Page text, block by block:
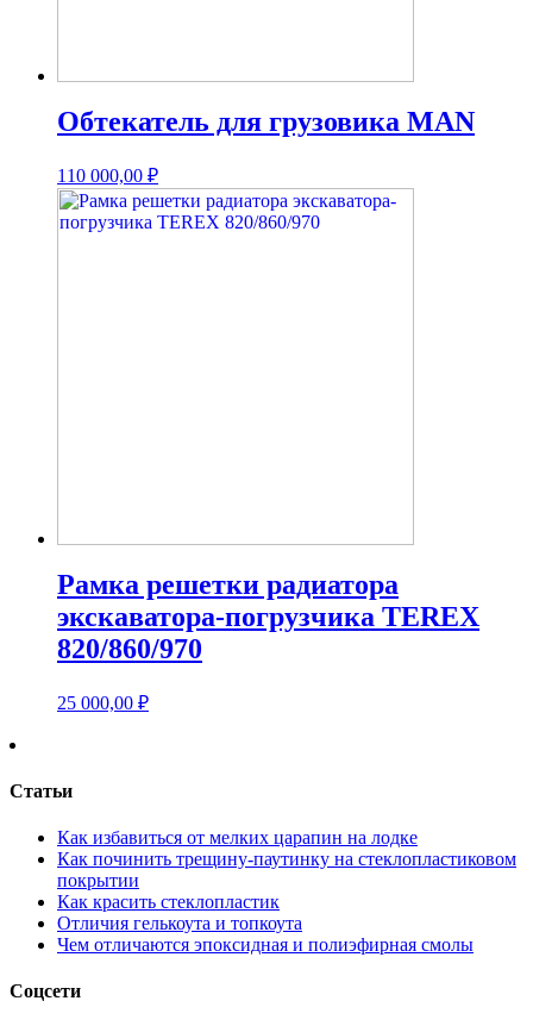
Обтекатель для грузовика MAN
110 000,00 ₽
Рамка решетки радиатора
экскаватора-погрузчика TEREX
820/860/970
25 000,00 ₽
Статьи
Как избавиться от мелких царапин на лодке
Как починить трещину-паутинку на стеклопластиковом
покрытии
Как красить стеклопластик
Отличия гелькоута и топкоута
Чем отличаются эпоксидная и полиэфирная смолы
Соцсети